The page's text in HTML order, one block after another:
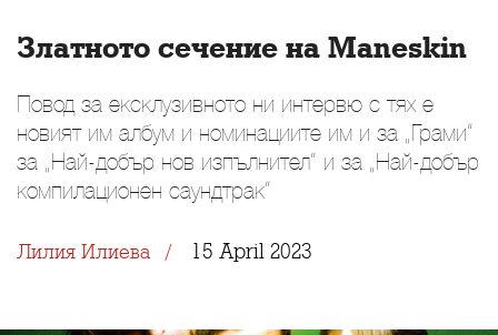
Златното сечение на Maneskin
Повод за ексклузивното ни интервю с тях е
новият им албум и номинациите им и за „Грами“
за „Най-добър нов изпълнител“ и за „Най-добър
компилационен саундтрак“
Лилия Илиева 15 April 2023